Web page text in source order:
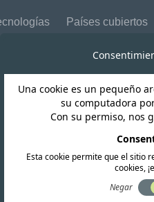
Países cubiertos
Una cookie es un pequeño
su computadora
Con su permiso, nos
Esta cookie permite que el sitio
cookies,
Negar